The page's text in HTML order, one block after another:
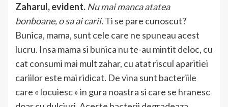
Zaharul, evident. Nu mai manca atatea
bonboane, o sa ai carii.Ti se pare cunoscut?
Bunica, mama, sunt cele care ne spuneau acest
lucru. Insa mama si bunica nu te-au mintit deloc, cu
cat consumi mai mult zahar, cu atat riscul aparitiei
cariilor este mai ridicat. De vina sunt bacteriile
care « locuiesc » in gura noastra si care se hranesc